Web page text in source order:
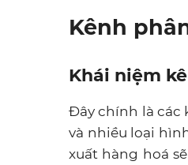
Kênh
Khái niệm
Đây chính là các
và nhiều loại
xuất hàng hoá